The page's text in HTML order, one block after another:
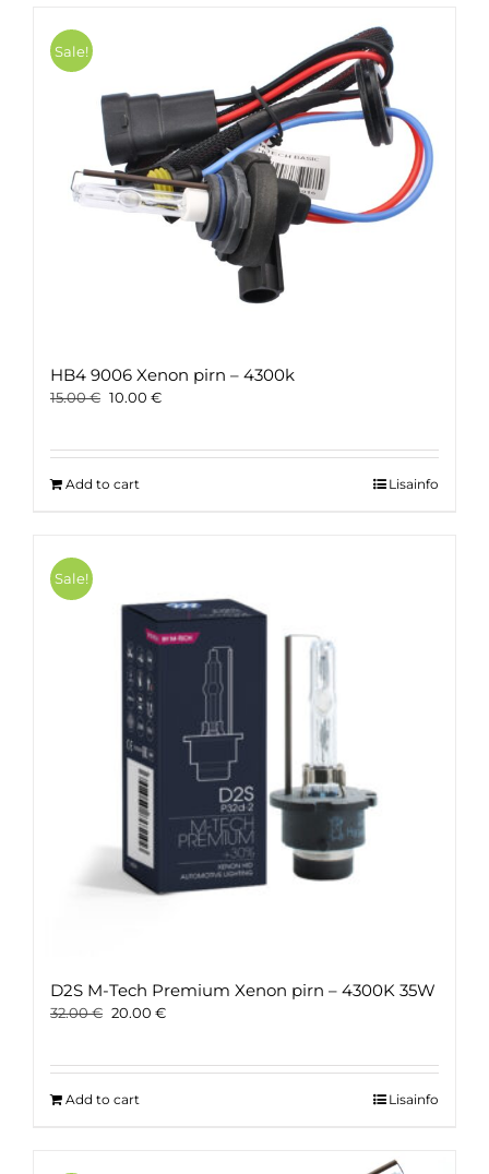
Sale!
HB4 9006 Xenon pirn – 4300k
15.00€ Original
15.00 €.
10.00 €Current
10.00 €.
Add to cart Lisainfo
Sale!
D2S M-Tech Premium Xenon pirn – 4300K 35W
32.00€ Original
32.00 €.
20.00 €Current
20.00 €.
Add to cart Lisainfo